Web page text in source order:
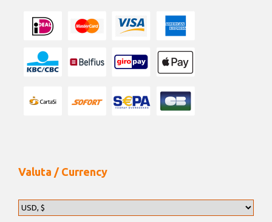
Valuta / Currency